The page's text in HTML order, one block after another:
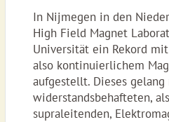
In Nijmegen in den
High Field Magnet
Universität ein Rekord
also kontinuierlichem
aufgestellt. Dieses
widerstandsbehafteten,
supraleitenden,